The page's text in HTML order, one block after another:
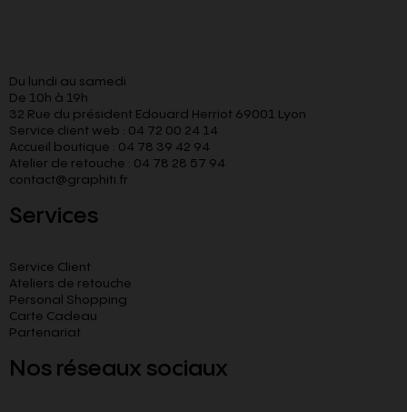
Du lundi au samedi
De 10h à 19h
32 Rue du président Edouard Herriot 69001 Lyon
Service client web : 04 72 00 24 14
Accueil boutique : 04 78 39 42 94
Atelier de retouche : 04 78 28 57 94
contact@graphiti.fr
Services
Service Client
Ateliers de retouche
Personal Shopping
Carte Cadeau
Partenariat
Nos réseaux sociaux